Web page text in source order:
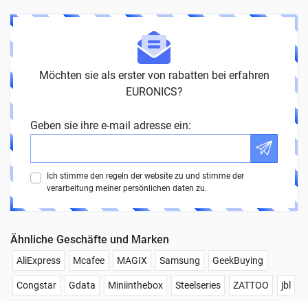
Möchten sie als erster von rabatten bei erfahren
EURONICS?
Geben sie ihre e-mail adresse ein:
Ich stimme den regeln der website zu und stimme der
verarbeitung meiner persönlichen daten zu.
Ähnliche Geschäfte und Marken
AliExpress Mcafee MAGIX Samsung GeekBuying
Congstar Gdata Miniinthebox Steelseries ZATTOO jbl